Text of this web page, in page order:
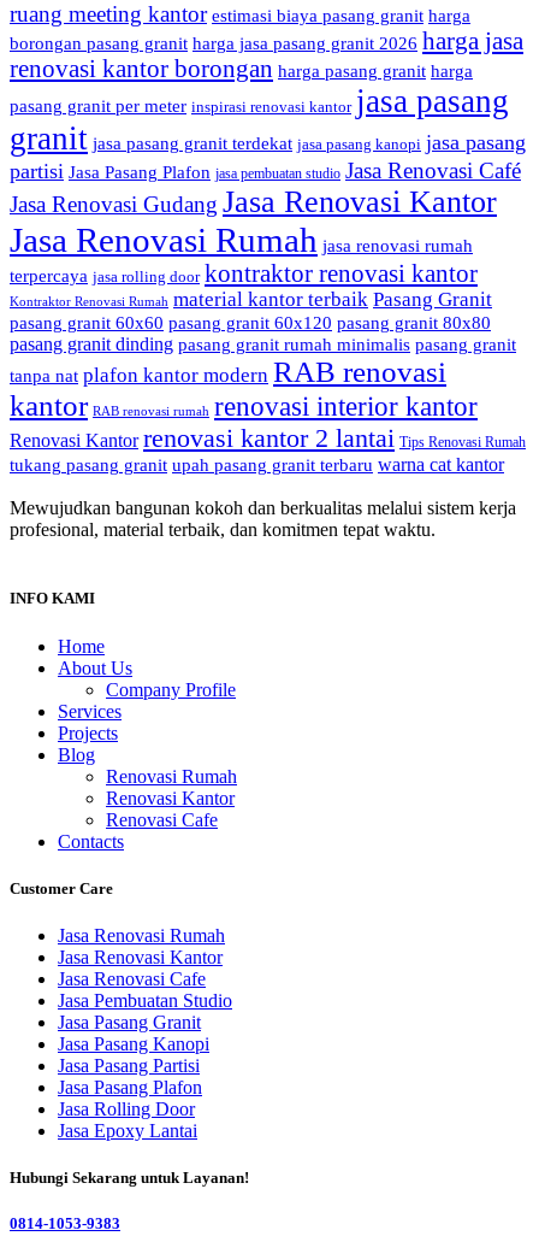
ruang meeting kantor estimasi biaya pasang granit harga
borongan pasang granit harga jasa pasang granit 2026 harga jasa
renovasi kantor borongan harga pasang granit harga
pasang granit per meter inspirasi renovasi kantor jasa pasang
granit jasa pasang granit terdekat jasa pasang kanopi jasa pasang
partisi Jasa Pasang Plafon jasa pembuatan studio Jasa Renovasi Café
Jasa Renovasi Gudang Jasa Renovasi Kantor
Jasa Renovasi Rumah jasa renovasi rumah
terpercaya jasa rolling door kontraktor renovasi kantor
Kontraktor Renovasi Rumah material kantor terbaik Pasang Granit
pasang granit 60x60 pasang granit 60x120 pasang granit 80x80
pasang granit dinding pasang granit rumah minimalis pasang granit
tanpa nat plafon kantor modern RAB renovasi
kantor RAB renovasi rumah renovasi interior kantor
Renovasi Kantor renovasi kantor 2 lantai Tips Renovasi Rumah
tukang pasang granit upah pasang granit terbaru warna cat kantor
Mewujudkan bangunan kokoh dan berkualitas melalui sistem kerja
profesional, material terbaik, dan komitmen tepat waktu.
INFO KAMI
Home
About Us
Company Profile
Services
Projects
Blog
Renovasi Rumah
Renovasi Kantor
Renovasi Cafe
Contacts
Customer Care
Jasa Renovasi Rumah
Jasa Renovasi Kantor
Jasa Renovasi Cafe
Jasa Pembuatan Studio
Jasa Pasang Granit
Jasa Pasang Kanopi
Jasa Pasang Partisi
Jasa Pasang Plafon
Jasa Rolling Door
Jasa Epoxy Lantai
Hubungi Sekarang untuk Layanan!
0814-1053-9383